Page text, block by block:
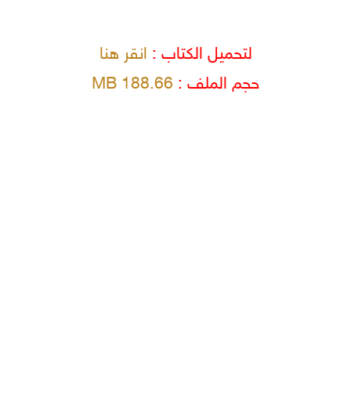
لتحميل الكتاب :انقر هنا
حجم الملف : 188.66 MB